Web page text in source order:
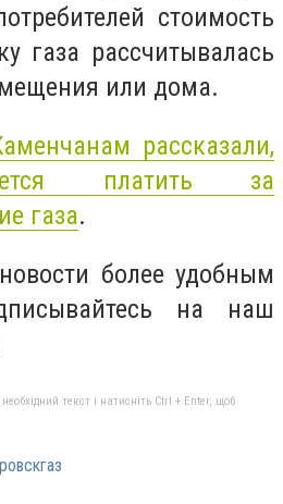
стоимость
газа рассчитывалась
или дома.
рассказали,
платить за
газа.
более удобным
на наш
текст і натисніть Ctrl + Enter, щоб